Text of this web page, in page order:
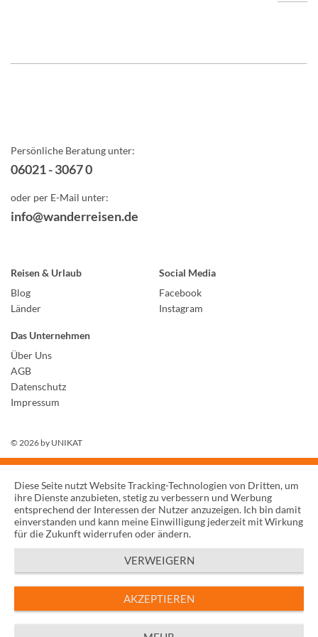
Persönliche Beratung unter:
06021 - 3067 0
oder per E-Mail unter:
info@wanderreisen.de
Reisen & Urlaub
Blog
Länder
Social Media
Facebook
Instagram
Das Unternehmen
Über Uns
AGB
Datenschutz
Impressum
© 2026 by UNIKAT
Diese Seite nutzt Website Tracking-Technologien von Dritten, um
ihre Dienste anzubieten, stetig zu verbessern und Werbung
entsprechend der Interessen der Nutzer anzuzeigen. Ich bin damit
einverstanden und kann meine Einwilligung jederzeit mit Wirkung
für die Zukunft widerrufen oder ändern.
VERWEIGERN
AKZEPTIEREN